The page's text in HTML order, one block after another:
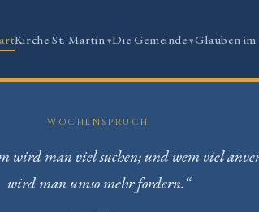
Kirche St. Martin Die Gemeinde Glauben im
WOCHENSPRUCH
wird man viel suchen; und wem viel
wird man umso mehr fordern.“